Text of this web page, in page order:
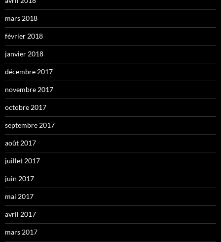
mars 2018
février 2018
janvier 2018
décembre 2017
novembre 2017
octobre 2017
septembre 2017
août 2017
juillet 2017
juin 2017
mai 2017
avril 2017
mars 2017